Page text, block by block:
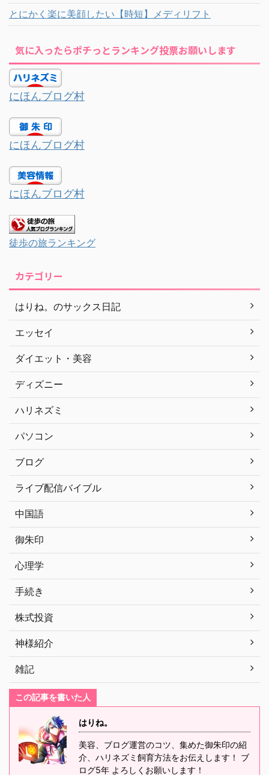
とにかく楽に美顔したい【時短】メディリフト
気に入ったらポチっとランキング投票お願いします
にほんブログ村
にほんブログ村
にほんブログ村
徒歩の旅ランキング
カテゴリー
はりね。のサックス日記
エッセイ
ダイエット・美容
ディズニー
ハリネズミ
パソコン
ブログ
ライブ配信バイブル
中国語
御朱印
心理学
手続き
株式投資
神様紹介
雑記
この記事を書いた人
はりね。
美容、ブログ運営のコツ、集めた御朱印の紹
介、ハリネズミ飼育方法をお伝えします！ ブ
ログ5年 よろしくお願いします！